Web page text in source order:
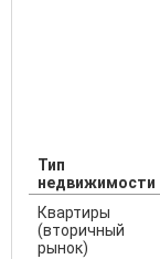
Тип
недвижимости
Квартиры
(вторичный
рынок)